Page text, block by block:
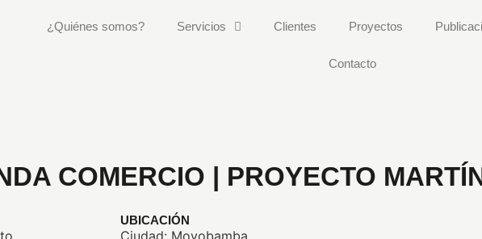
¿Quiénes somos? Servicios Clientes Proyectos
Contacto
COMERCIO | PROYECTO
UBICACIÓN
Ciudad: Moyobamba